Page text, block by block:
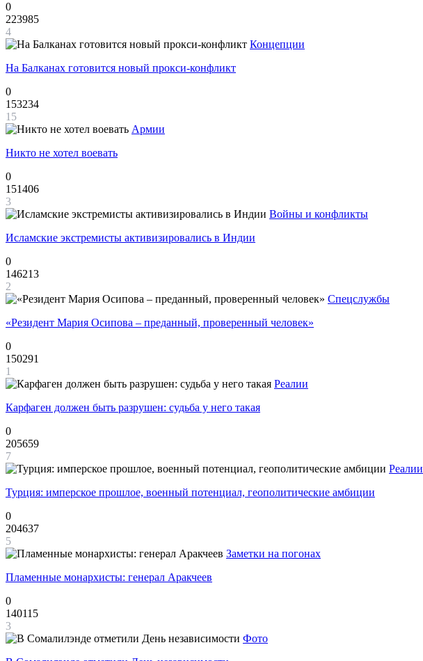
0
223985
4
Концепции
На Балканах готовится новый прокси-конфликт
0
153234
15
Армии
Никто не хотел воевать
0
151406
3
Войны и конфликты
Исламские экстремисты активизировались в Индии
0
146213
2
Спецслужбы
«Резидент Мария Осипова – преданный, проверенный человек»
0
150291
1
Реалии
Карфаген должен быть разрушен: судьба у него такая
0
205659
7
Реалии
Турция: имперское прошлое, военный потенциал, геополитические амбиции
0
204637
5
Заметки на погонах
Пламенные монархисты: генерал Аракчеев
0
140115
3
Фото